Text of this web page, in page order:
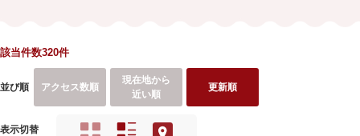
該当件数320件
並び順 アクセス数順
現在地から
近い順
更新順
表示切替